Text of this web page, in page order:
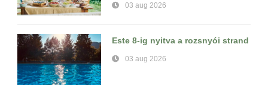
03 aug 2026
Este 8-ig nyitva a rozsnyói strand
03 aug 2026